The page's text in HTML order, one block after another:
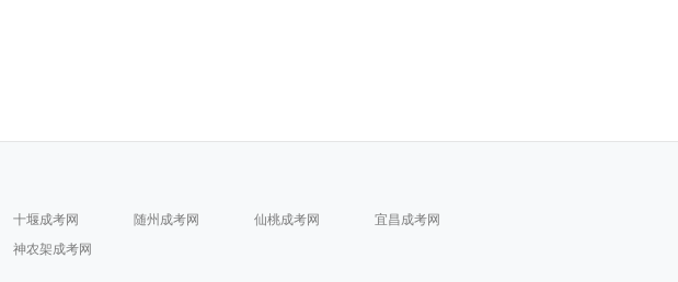
十堰成考网 随州成考网 仙桃成考网
宜昌成考网
神农架成考网